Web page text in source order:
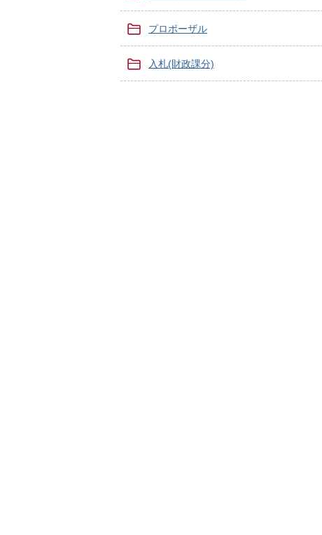
プロポーザル
入札(財政課分)